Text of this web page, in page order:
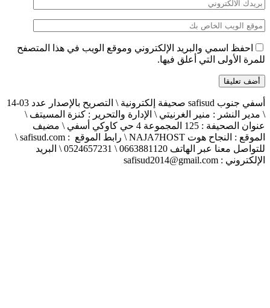
احفظ اسمي والبريد الإلكتروني وموقع الويب في هذا المتصفح
للمرة الأولى التي أعلق فيها.
أسفي جنوب safisud صحيفة إلكترونية \ التصريح بالإصدار عدد 03-14
\ مدير النشر : منير الغرنيتي \ الإدارة والتحرير : كنزة المسيتف \
عنوان الصحيفة : 125 المجموعة 4 حي كاوكي أسفي \ مضيف
الموقع : النجاح هوت NAJA7HOST \ رابط الموقع : safisud.com \
للتواصل معنا عبر الهاتف 0663881120 \ 0524657231 \ البريد
الإلكتروني : safisud2014@gmail.com